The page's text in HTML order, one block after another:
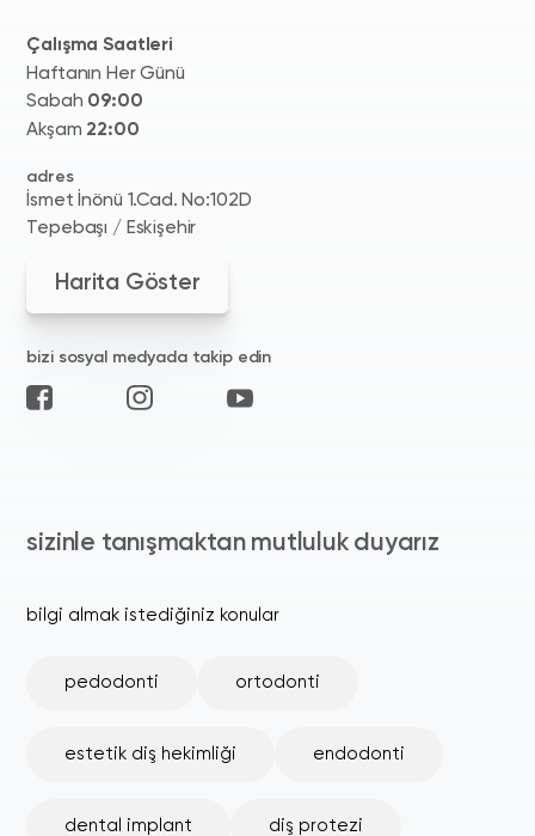
Çalışma Saatleri
Haftanın Her Günü
Sabah 09:00
Akşam 22:00
adres
İsmet İnönü 1.Cad. No:102D
Tepebaşı / Eskişehir
Harita Göster
bizi sosyal medyada takip edin
sizinle tanışmaktan mutluluk duyarız
bilgi almak istediğiniz konular
pedodonti ortodonti
estetik diş hekimliği endodonti
dental implant diş protezi